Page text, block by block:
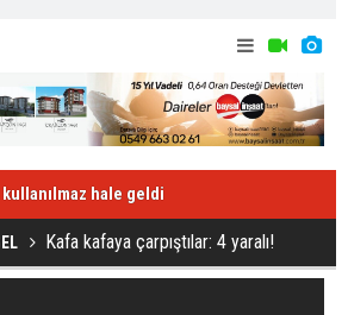
4 yaralı!
Kafa kafaya çarpıştılar: 4 yaralı!